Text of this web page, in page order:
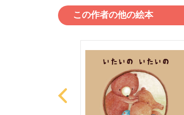
この作者の他の絵本